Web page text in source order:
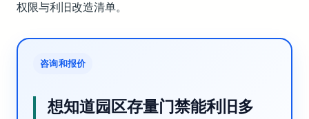
权限与利旧改造清单。
咨询和报价
想知道园区存量门禁能利旧多